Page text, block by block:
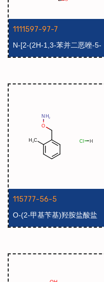
1111597-97-7
N-[2-(2H-1,3-苯并二恶唑-5-
基)-2-(羟氨基)乙基]氨基甲酸
115777-56-5
O-(2-甲基苄基)羟胺盐酸盐